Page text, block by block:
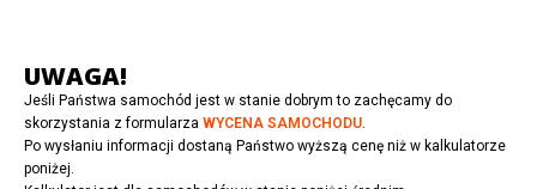
UWAGA!
Jeśli Państwa samochód jest w stanie dobrym to zachęcamy do
skorzystania z formularza WYCENA SAMOCHODU.
Po wysłaniu informacji dostaną Państwo wyższą cenę niż w kalkulatorze
poniżej.